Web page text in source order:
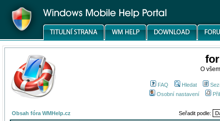
O
FAQ Hledat
Osobní nastavení
Obsah fóra WMHelp.cz Seřadit podle: